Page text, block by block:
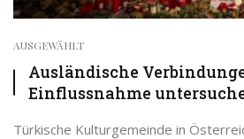
AUSGEWÄHLT
Ausländische
Einflussnahme
Türkische Kulturgemeinde in